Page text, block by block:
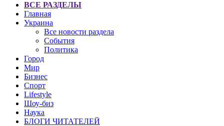
ВСЕ РАЗДЕЛЫ
Главная
Украина
Все новости раздела
События
Политика
Город
Мир
Бизнес
Спорт
Lifestyle
Шоу-биз
Наука
БЛОГИ ЧИТАТЕЛЕЙ